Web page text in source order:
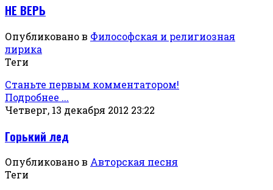
НЕ ВЕРЬ
Опубликовано в Философская и религиозная
лирика
Теги
Станьте первым комментатором!
Подробнее ...
Четверг, 13 декабря 2012 23:22
Горький лед
Опубликовано в Авторская песня
Теги